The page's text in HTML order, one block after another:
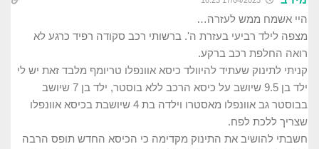
היי אשמח ממש לעזרה…
מצפה לילד רביעי בעזרת ה'. ברשותי רכב סקודה רפיד כרגע לא
רואה החלפת רכב ברקע.
קניתי לתינוק שעתיד להיוולד כיסא אוונפלו טריומף מלבד זאת יש לי
ילד בן 9.5 שיושב על כיסא הרכב ללא בוסטר, ילד בן 7 שיושב
בבוסטר גב אוונפלו מאסטרו וילדה בת 4 שיושבת בכיסא אוונפלו
שצריך ללכת לפח.
חשבתי להושיב את התינוק מקדימה כי הכיסא החדש תופס הרבה